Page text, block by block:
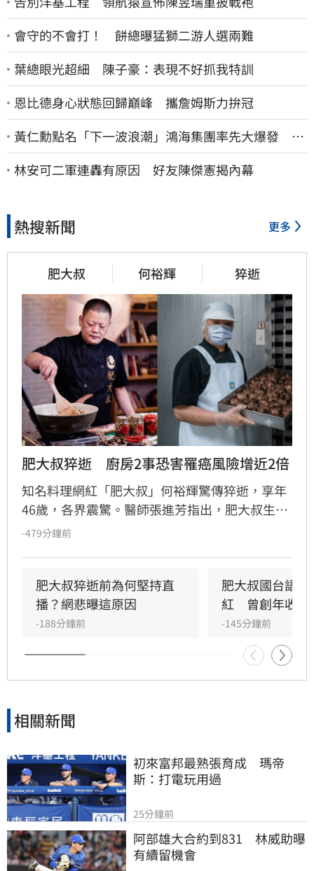
會守的不會打！ 餅總曝猛獅二游人選兩難
葉總眼光超細 陳子豪：表現不好抓我特訓
恩比德身心狀態回歸巔峰 攜詹姆斯力拚冠
黃仁勳點名「下一波浪潮」鴻海集團率先大爆發 台
股這族群全面噴出
林安可二軍連轟有原因 好友陳傑憲揭內幕
熱搜新聞 更多
肥大叔 何裕輝 猝逝
肥大叔猝逝　廚房2事恐害罹癌風險增近2倍
知名料理網紅「肥大叔」何裕輝驚傳猝逝，享年
46歲，各界震驚。醫師張進芳指出，肥大叔生前
長期在高溫、高油煙環境下高壓工作，且外型半
年在油煙環境超過144次，罹肺癌機率大增1.78
倍。醫師建議民眾烹飪應減少高溫快炒，改採蒸
煮滷，並確保排油煙機效能，同時提醒若無減重
計畫卻體重驟降，應警覺是否為器官病變並儘速
就醫檢查，以維護身體健康。
-479分鐘前
肥大叔猝逝前為何堅持直
播？網悲曝這原因
-188分鐘前
肥大叔國台語
紅　曾創年收破
-145分鐘前
相關新聞
初來富邦最熟張育成　瑪帝
斯：打電玩用過
25分鐘前
阿部雄大合約到831　林威助曝
有續留機會